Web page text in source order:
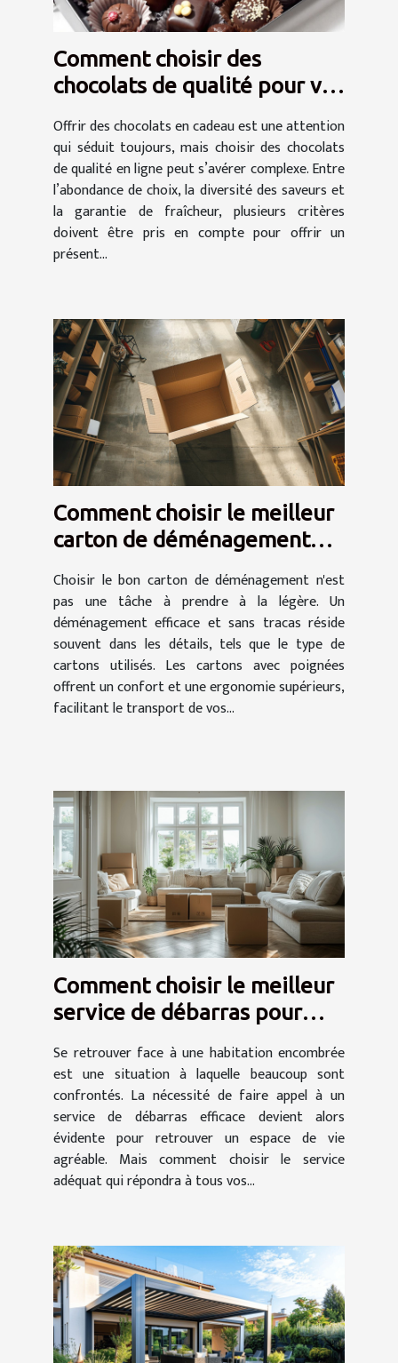
Comment choisir des
chocolats de qualité pour vos
Offrir des chocolats en cadeau est une attention
qui séduit toujours, mais choisir des chocolats
de qualité en ligne peut s’avérer complexe. Entre
l’abondance de choix, la diversité des saveurs et
la garantie de fraîcheur, plusieurs critères
doivent être pris en compte pour offrir un
présent...
Comment choisir le meilleur
carton de déménagement
Choisir le bon carton de déménagement n'est
pas une tâche à prendre à la légère. Un
déménagement efficace et sans tracas réside
souvent dans les détails, tels que le type de
cartons utilisés. Les cartons avec poignées
offrent un confort et une ergonomie supérieurs,
facilitant le transport de vos...
Comment choisir le meilleur
service de débarras pour
Se retrouver face à une habitation encombrée
est une situation à laquelle beaucoup sont
confrontés. La nécessité de faire appel à un
service de débarras efficace devient alors
évidente pour retrouver un espace de vie
agréable. Mais comment choisir le service
adéquat qui répondra à tous vos...